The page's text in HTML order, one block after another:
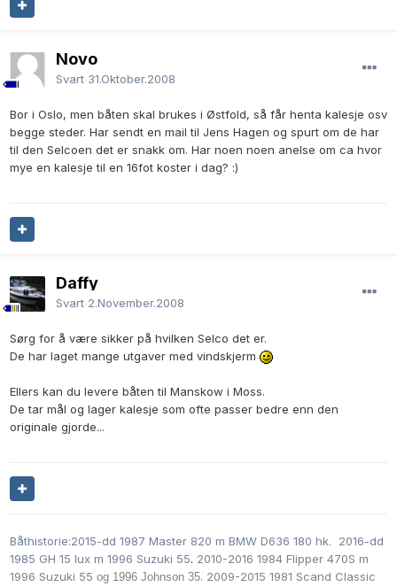
Novo
Svart 31.Oktober.2008
Bor i Oslo, men båten skal brukes i Østfold, så får henta kalesje osv
begge steder. Har sendt en mail til Jens Hagen og spurt om de har
til den Selcoen det er snakk om. Har noen noen anelse om ca hvor
mye en kalesje til en 16fot koster i dag? :)
Daffy
Svart 2.November.2008
Sørg for å være sikker på hvilken Selco det er.
De har laget mange utgaver med vindskjerm
Ellers kan du levere båten til Manskow i Moss.
De tar mål og lager kalesje som ofte passer bedre enn den
originale gjorde...
Båthistorie:2015-dd 1987 Master 820 m BMW D636 180 hk. 2016-dd
1985 GH 15 lux m 1996 Suzuki 55. 2010-2016 1984 Flipper 470S m
1996 Suzuki 55 og 1996 Johnson 35. 2009-2015 1981 Scand Classic